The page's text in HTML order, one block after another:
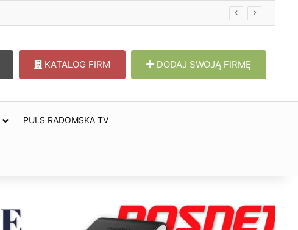
KATALOG FIRM DODAJ SWOJĄ FIRMĘ
PULS RADOMSKA TV